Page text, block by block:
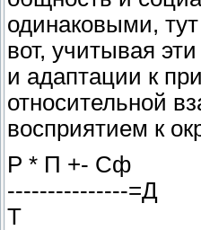
одинаковыми,
вот, учитывая
и адаптации к
относительной
восприятием к
Р * П +- Сф
---------------=Д
Т